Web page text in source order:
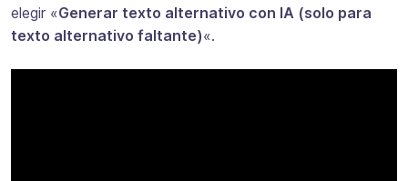
elegir «Generar texto alternativo con IA (solo para
texto alternativo faltante)«.